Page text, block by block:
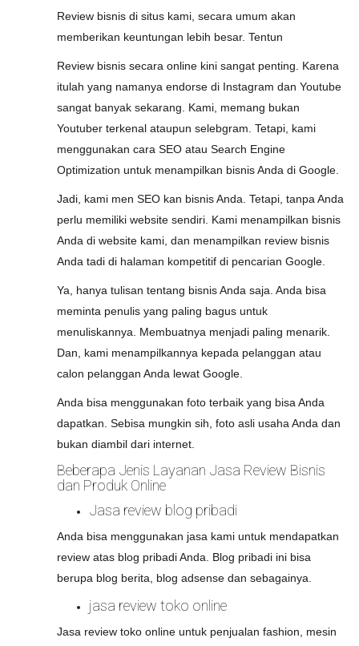
Review bisnis di situs kami, secara umum akan
memberikan keuntungan lebih besar. Tentun
Review bisnis secara online kini sangat penting. Karena
itulah yang namanya endorse di Instagram dan Youtube
sangat banyak sekarang. Kami, memang bukan
Youtuber terkenal ataupun selebgram. Tetapi, kami
menggunakan cara SEO atau Search Engine
Optimization untuk menampilkan bisnis Anda di Google.
Jadi, kami men SEO kan bisnis Anda. Tetapi, tanpa Anda
perlu memiliki website sendiri. Kami menampilkan bisnis
Anda di website kami, dan menampilkan review bisnis
Anda tadi di halaman kompetitif di pencarian Google.
Ya, hanya tulisan tentang bisnis Anda saja. Anda bisa
meminta penulis yang paling bagus untuk
menuliskannya. Membuatnya menjadi paling menarik.
Dan, kami menampilkannya kepada pelanggan atau
calon pelanggan Anda lewat Google.
Anda bisa menggunakan foto terbaik yang bisa Anda
dapatkan. Sebisa mungkin sih, foto asli usaha Anda dan
bukan diambil dari internet.
Beberapa Jenis Layanan Jasa Review Bisnis
dan Produk Online
Jasa review blog pribadi
Anda bisa menggunakan jasa kami untuk mendapatkan
review atas blog pribadi Anda. Blog pribadi ini bisa
berupa blog berita, blog adsense dan sebagainya.
jasa review toko online
Jasa review toko online untuk penjualan fashion, mesin